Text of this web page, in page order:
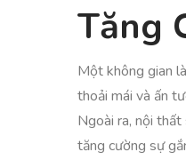
Tăng
Một không gian
thoải mái và ấn
Ngoài ra, nội
tăng cường sự